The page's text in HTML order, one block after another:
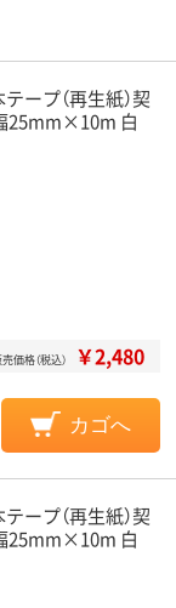
ープ（再生紙）契
25mm×10m 白
価格（税込） ￥2,480
カゴへ
ープ（再生紙）契
25mm×10m 白